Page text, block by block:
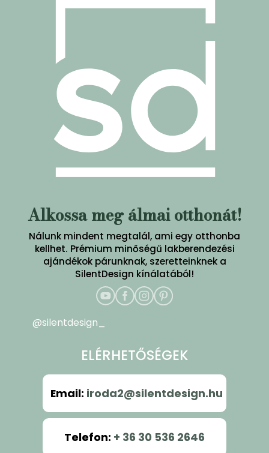
Alkossa meg álmai otthonát!
Nálunk mindent megtalál, ami egy otthonba
kellhet. Prémium minőségű lakberendezési
ajándékok párunknak, szeretteinknek a
SilentDesign kínálatából!
@silentdesign_
ELÉRHETŐSÉGEK
Email: iroda2@silentdesign.hu
Telefon: + 36 30 536 2646